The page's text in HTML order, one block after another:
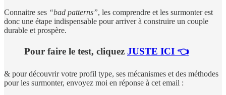
Connaitre ses “bad patterns”, les comprendre et les surmonter est
donc une étape indispensable pour arriver à construire un couple
durable et prospère.
Pour faire le test, cliquez JUSTE ICI 👈
& pour découvrir votre profil type, ses mécanismes et des méthodes
pour les surmonter, envoyez moi en réponse à cet email :